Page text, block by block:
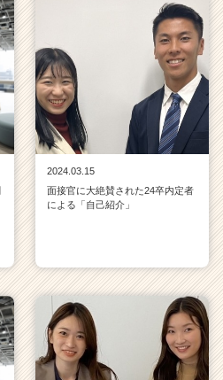
2024.03.15
面接官に大絶賛された24卒内定者
による「自己紹介」